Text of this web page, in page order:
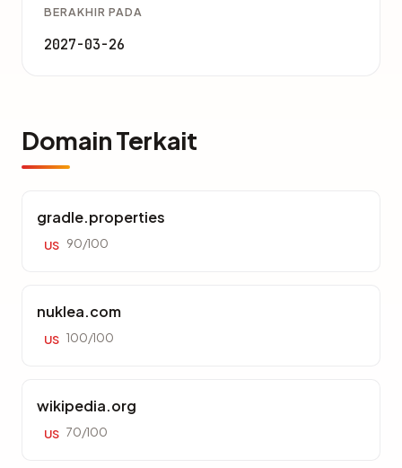
BERAKHIR PADA
2027-03-26
Domain Terkait
gradle.properties
US 90/100
nuklea.com
US 100/100
wikipedia.org
US 70/100